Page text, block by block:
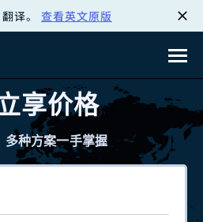
译。 查看英文原版
享价格
多种方案一手掌握